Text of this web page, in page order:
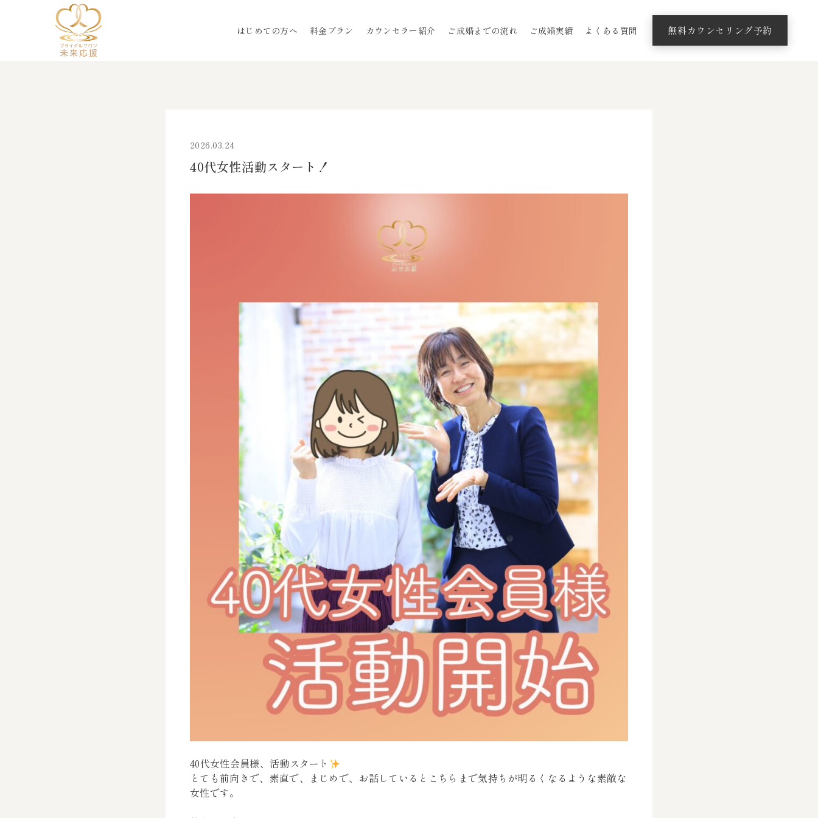
はじめての方へ 料金プラン カウンセラー紹介 ご成婚までの流れ ご成婚実績 よくある質問 無料カウンセリング予約
2026.03.24
40代女性活動スタート！
40代女性会員様、活動スタート
とても前向きで、素直で、まじめで、お話しているとこちらまで気持ちが明るくなるような素敵な
女性です。